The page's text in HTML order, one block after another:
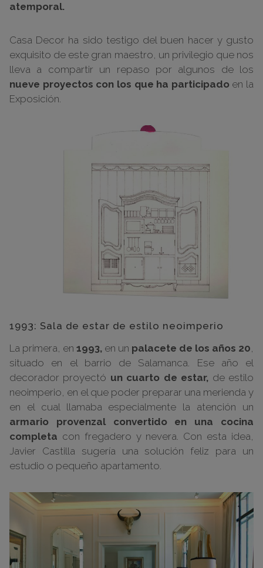
atemporal.
Casa Decor ha sido testigo del buen hacer y gusto
exquisito de este gran maestro, un privilegio que nos
lleva a compartir un repaso por algunos de los
nueve proyectos con los que ha participadoen la
Exposición.
1993: Sala de estar de estilo neoimperio
La primera, en 1993, en un palacete de los años 20
situado en el barrio de Salamanca. Ese año el
decorador proyectó un cuarto de estar, de estilo
neoimperio, en el que poder preparar una merienda y
en el cual llamaba especialmente la atención un
armario provenzal convertido en una cocina
completa con fregadero y nevera. Con esta idea,
Javier Castilla sugería una solución feliz para un
estudio o pequeño apartamento.